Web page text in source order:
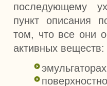
последующему
пункт описания
том, что все они
активных веществ: